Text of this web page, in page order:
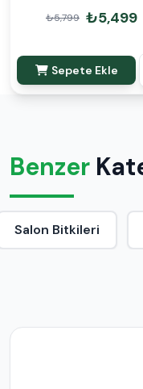
Dekoratif Saksılı
₺5,799 ₺5,499
Sepete Ekle
Benzer
Salon Bitkileri